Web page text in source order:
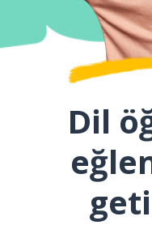
Dil